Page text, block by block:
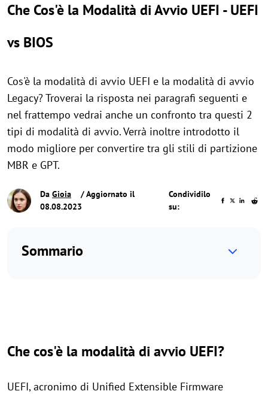
Che Cos'è la Modalità di Avvio UEFI - UEFI
vs BIOS
Cos'è la modalità di avvio UEFI e la modalità di avvio
Legacy? Troverai la risposta nei paragrafi seguenti e
nel frattempo vedrai anche un confronto tra questi 2
tipi di modalità di avvio. Verrà inoltre introdotto il
modo migliore per convertire tra gli stili di partizione
MBR e GPT.
Da Gioia
/ Aggiornato il
08.08.2023
Condividilo
su:
Sommario
Che cos'è la modalità di avvio UEFI?
UEFI, acronimo di Unified Extensible Firmware